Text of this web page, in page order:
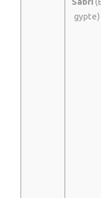
gypte)